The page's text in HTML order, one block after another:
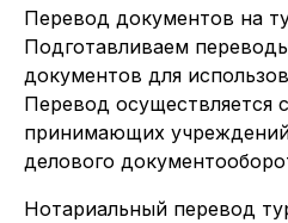
Перевод документов на
Подготавливаем
документов для
Перевод осуществляется
принимающих
делового
Нотариальный перевод